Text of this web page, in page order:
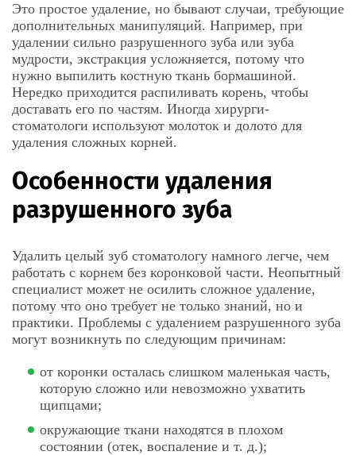
Это простое удаление, но бывают случаи, требующие
дополнительных манипуляций. Например, при
удалении сильно разрушенного зуба или зуба
мудрости, экстракция усложняется, потому что
нужно выпилить костную ткань бормашиной.
Нередко приходится распиливать корень, чтобы
доставать его по частям. Иногда хирурги-
стоматологи используют молоток и долото для
удаления сложных корней.
Особенности удаления
разрушенного зуба
Удалить целый зуб стоматологу намного легче, чем
работать с корнем без коронковой части. Неопытный
специалист может не осилить сложное удаление,
потому что оно требует не только знаний, но и
практики. Проблемы с удалением разрушенного зуба
могут возникнуть по следующим причинам:
от коронки осталась слишком маленькая часть,
которую сложно или невозможно ухватить
щипцами;
окружающие ткани находятся в плохом
состоянии (отек, воспаление и т. д.);